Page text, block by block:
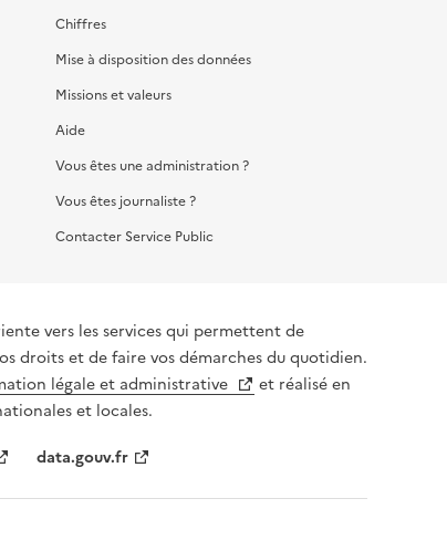
Chiffres
Mise à disposition des données
Missions et valeurs
Aide
Vous êtes une administration ?
Vous êtes journaliste ?
Contacter Service Public
vers les services qui permettent de
droits et de faire vos démarches du quotidien.
légale et administrative
et réalisé en
et locales.
data.gouv.fr